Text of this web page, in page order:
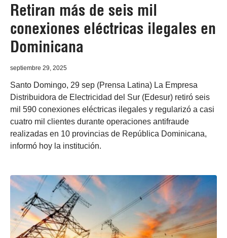
Retiran más de seis mil
conexiones eléctricas ilegales en
Dominicana
septiembre 29, 2025
Santo Domingo, 29 sep (Prensa Latina) La Empresa
Distribuidora de Electricidad del Sur (Edesur) retiró seis
mil 590 conexiones eléctricas ilegales y regularizó a casi
cuatro mil clientes durante operaciones antifraude
realizadas en 10 provincias de República Dominicana,
informó hoy la institución.